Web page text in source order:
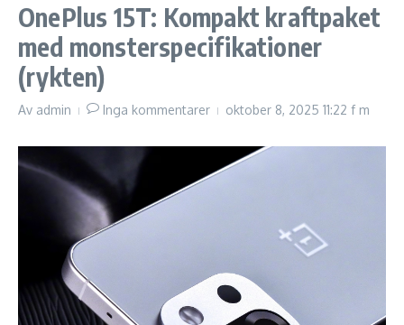
OnePlus 15T: Kompakt kraftpaket
med monsterspecifikationer
(rykten)
Av admin Inga kommentarer oktober 8, 2025 11:22 f m